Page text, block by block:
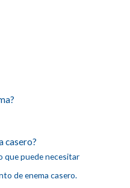
casero?
que puede necesitar
de enema casero.